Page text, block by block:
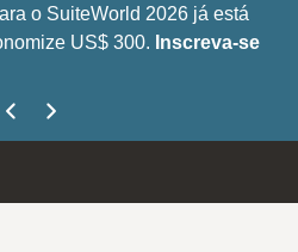
o SuiteWorld 2026 já está
US$ 300. Inscreva-se